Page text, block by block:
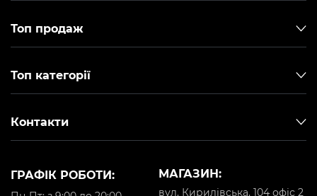
Топ продаж
Топ категорії
Контакти
МАГАЗИН:
вул. Кирилівська, 104 офіс 2
ГРАФІК РОБОТИ: